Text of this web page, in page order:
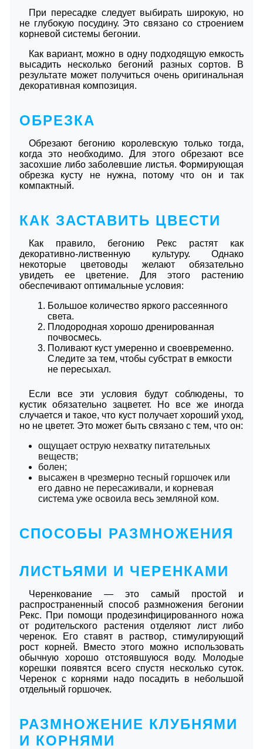
При пересадке следует выбирать широкую, но
не глубокую посудину. Это связано со строением
корневой системы бегонии.
Как вариант, можно в одну подходящую емкость
высадить несколько бегоний разных сортов. В
результате может получиться очень оригинальная
декоративная композиция.
ОБРЕЗКА
Обрезают бегонию королевскую только тогда,
когда это необходимо. Для этого обрезают все
засохшие либо заболевшие листья. Формирующая
обрезка кусту не нужна, потому что он и так
компактный.
КАК ЗАСТАВИТЬ ЦВЕСТИ
Как правило, бегонию Рекс растят как
декоративно-лиственную культуру. Однако
некоторые цветоводы желают обязательно
увидеть ее цветение. Для этого растению
обеспечивают оптимальные условия:
Большое количество яркого рассеянного
света.
Плодородная хорошо дренированная
почвосмесь.
Поливают куст умеренно и своевременно.
Следите за тем, чтобы субстрат в емкости
не пересыхал.
Если все эти условия будут соблюдены, то
кустик обязательно зацветет. Но все же иногда
случается и такое, что куст получает хороший уход,
но не цветет. Это может быть связано с тем, что он:
ощущает острую нехватку питательных
веществ;
болен;
высажен в чрезмерно тесный горшочек или
его давно не пересаживали, и корневая
система уже освоила весь земляной ком.
СПОСОБЫ РАЗМНОЖЕНИЯ
ЛИСТЬЯМИ И ЧЕРЕНКАМИ
Черенкование — это самый простой и
распространенный способ размножения бегонии
Рекс. При помощи продезинфицированного ножа
от родительского растения отделяют лист либо
черенок. Его ставят в раствор, стимулирующий
рост корней. Вместо этого можно использовать
обычную хорошо отстоявшуюся воду. Молодые
корешки появятся всего спустя несколько суток.
Черенок с корнями надо посадить в небольшой
отдельный горшочек.
РАЗМНОЖЕНИЕ КЛУБНЯМИ
И КОРНЯМИ